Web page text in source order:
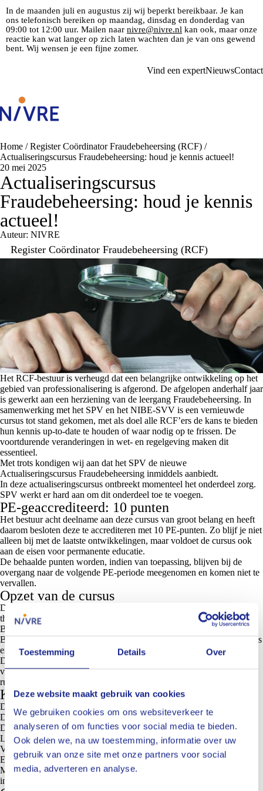
Toestemming Details Over
Deze website maakt gebruik van cookies
We gebruiken cookies om ons websiteverkeer te
analyseren of om functies voor social media te bieden.
Ook delen we, na uw toestemming, informatie over uw
gebruik van onze site met onze partners voor social
media, adverteren en analyse.
In de maanden juli en augustus zij wij beperkt bereikbaar. Je kan
ons telefonisch bereiken op maandag, dinsdag en donderdag van
09:00 tot 12:00 uur. Mailen naar nivre@nivre.nl kan ook, maar onze
reactie kan wat langer op zich laten wachten dan je van ons gewend
bent. Wij wensen je een fijne zomer.
Vind een expertNieuwsContact
Home /Register Coördinator Fraudebeheersing (RCF) /
Actualiseringscursus Fraudebeheersing: houd je kennis actueel!
20 mei 2025
Actualiseringscursus
Fraudebeheersing: houd je kennis
actueel!
Auteur: NIVRE
Register Coördinator Fraudebeheersing (RCF)
Het RCF-bestuur is verheugd dat een belangrijke ontwikkeling op het
gebied van professionalisering is afgerond. De afgelopen anderhalf jaar
is gewerkt aan een herziening van de leergang Fraudebeheersing. In
samenwerking met het SPV en het NIBE-SVV is een vernieuwde
cursus tot stand gekomen, met als doel alle RCF’ers de kans te bieden
hun kennis up-to-date te houden of waar nodig op te frissen. De
voortdurende veranderingen in wet- en regelgeving maken dit
essentieel.
Met trots kondigen wij aan dat het SPV de nieuwe
Actualiseringscursus Fraudebeheersing inmiddels aanbiedt.
In deze actualiseringscursus ontbreekt momenteel het onderdeel zorg.
SPV werkt er hard aan om dit onderdeel toe te voegen.
PE-geaccrediteerd: 10 punten
Het bestuur acht deelname aan deze cursus van groot belang en heeft
daarom besloten deze te accrediteren met 10 PE-punten. Zo blijf je niet
alleen bij met de laatste ontwikkelingen, maar voldoet de cursus ook
aan de eisen voor permanente educatie.
De behaalde punten worden, indien van toepassing, blijven bij de
overgang naar de volgende PE-periode meegenomen en komen niet te
vervallen.
Opzet van de cursus
De cursus bestaat uit twee klassikale bijeenkomsten, waarin zowel de
theorie als de praktijk centraal staan:
Bijeenkomst A:
het onderzoeksproces en ethische dilemma’s
Bijeenkomst B:de afwikkeling van fraudezaken, juridische procedures
en hun maatschappelijke impact
De bijeenkomsten worden op locatie verzorgd en zijn toegankelijk
voor maximaal 25 deelnemers per sessie – dit waarborgt voldoende
ruimte voor interactie en diepgang.
Kosten en inschrijving
Deelname aan beide bijeenkomsten kost € 819 (vrijgesteld van btw)
Dit bedrag is inclusief:
Deskundige begeleiding door ervaren docenten
Locatiekosten
Verwerking van resultaten en nakijkwerk
Een officieel certificaat
Met een tarief van € 81 per PE-punt is dit een waardevolle investering
in je vakbekwaamheid.